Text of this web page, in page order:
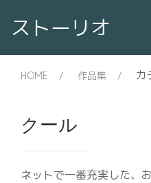
ストーリオ
HOME 作品集 カ
クール
ネットで一番充実した、